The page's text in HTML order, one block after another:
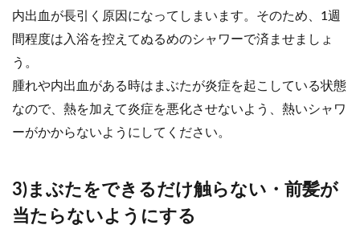
内出血が長引く原因になってしまいます。そのため、1週
間程度は入浴を控えてぬるめのシャワーで済ませましょ
う。
腫れや内出血がある時はまぶたが炎症を起こしている状態
なので、熱を加えて炎症を悪化させないよう、熱いシャワ
ーがかからないようにしてください。
3)まぶたをできるだけ触らない・前髪が
当たらないようにする